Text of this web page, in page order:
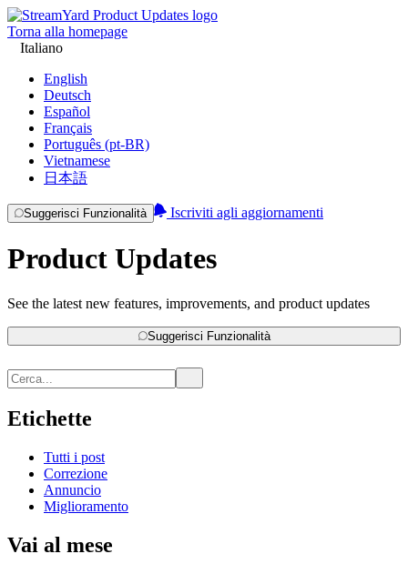
Torna alla homepage
Italiano
English
Deutsch
Español
Français
Português (pt-BR)
Vietnamese
日本語
Suggerisci Funzionalità Iscriviti agli aggiornamenti
Product Updates
See the latest new features, improvements, and product updates
Suggerisci Funzionalità
Etichette
Tutti i post
Correzione
Annuncio
Miglioramento
Vai al mese